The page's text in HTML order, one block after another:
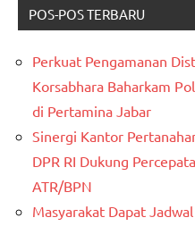
POS-POS TERBARU
Perkuat Pengamanan
Korsabhara Baharkam
di Pertamina Jabar
Sinergi Kantor
DPR RI Dukung
ATR/BPN
Masyarakat Dapat